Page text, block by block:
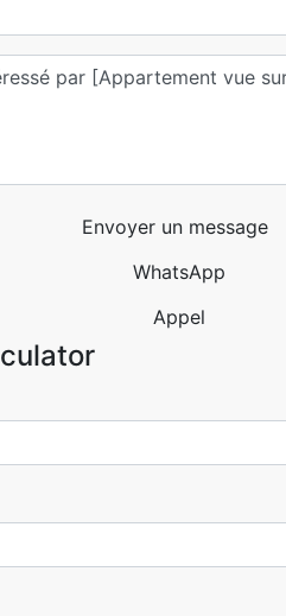
Envoyer un message
WhatsApp
Appel